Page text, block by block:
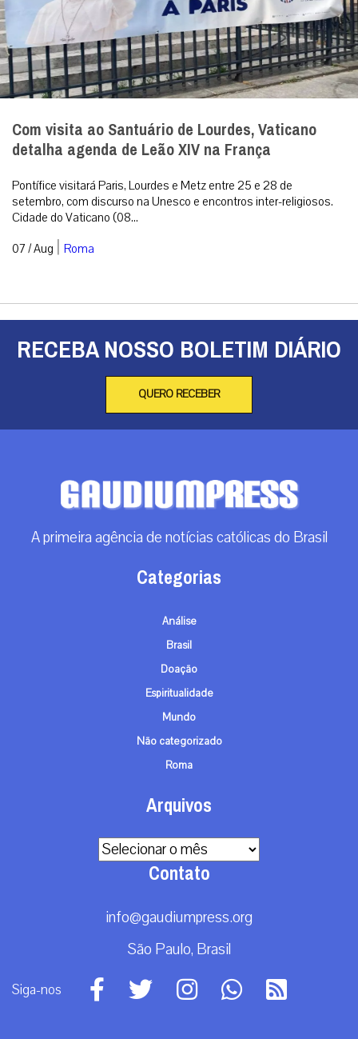
Com visita ao Santuário de Lourdes, Vaticano
detalha agenda de Leão XIV na França
Pontífice visitará Paris, Lourdes e Metz entre 25 e 28 de
setembro, com discurso na Unesco e encontros inter-religiosos.
Cidade do Vaticano (08...
07 / Aug | Roma
RECEBA NOSSO BOLETIM DIÁRIO
QUERO RECEBER
A primeira agência de notícias católicas do Brasil
Categorias
Análise
Brasil
Doação
Espiritualidade
Mundo
Não categorizado
Roma
Arquivos
Arquivos
Contato
info@gaudiumpress.org
São Paulo, Brasil
Siga-nos